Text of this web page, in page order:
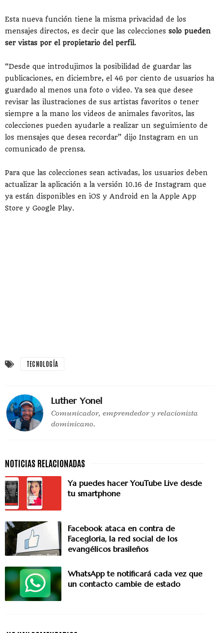
Esta nueva función tiene la misma privacidad de los
mensajes directos, es decir que las colecciones solo pueden
ser vistas por el propietario del perfil.
“Desde que introdujimos la posibilidad de guardar las
publicaciones, en diciembre, el 46 por ciento de usuarios ha
guardado al menos una foto o video. Ya sea que desee
revisar las ilustraciones de sus artistas favoritos o tener
siempre a la mano los videos de animales favoritos, las
colecciones pueden ayudarle a realizar un seguimiento de
los mensajes que desea recordar” dijo Instagram en un
comunicado de prensa.
Para que las colecciones sean activadas, los usuarios deben
actualizar la aplicación a la versión 10.16 de Instagram que
ya están disponibles en iOS y Android en la Apple App
Store y Google Play.
TECNOLOGÍA
Luther Yonel
Comunicador, emprendedor y relacionista
dominicano.
Ya puedes hacer YouTube Live desde
tu smartphone
Facebook ataca en contra de
Facegloria, la red social de los
evangélicos brasileños
WhatsApp te notificará cada vez que
un contacto cambie de estado